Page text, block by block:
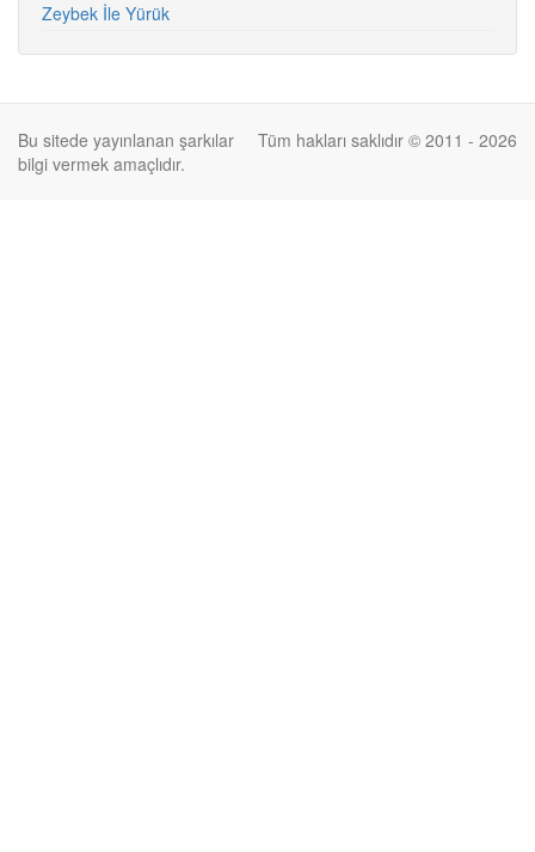
Zeybek İle Yürük
Tüm hakları saklıdır © 2011 - 2026
Bu sitede yayınlanan şarkılar
bilgi vermek amaçlıdır.